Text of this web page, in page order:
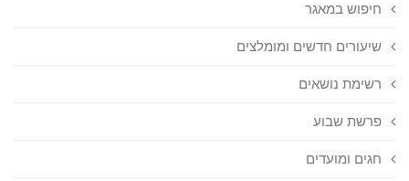
חיפוש במאגר
שיעורים חדשים ומומלצים
רשימת נושאים
פרשת שבוע
חגים ומועדים